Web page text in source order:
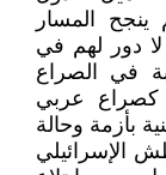
ينجح المسار
لا دور لهم في
في الصراع
كصراع عربي
بأزمة وحالة
الإسرائيلي